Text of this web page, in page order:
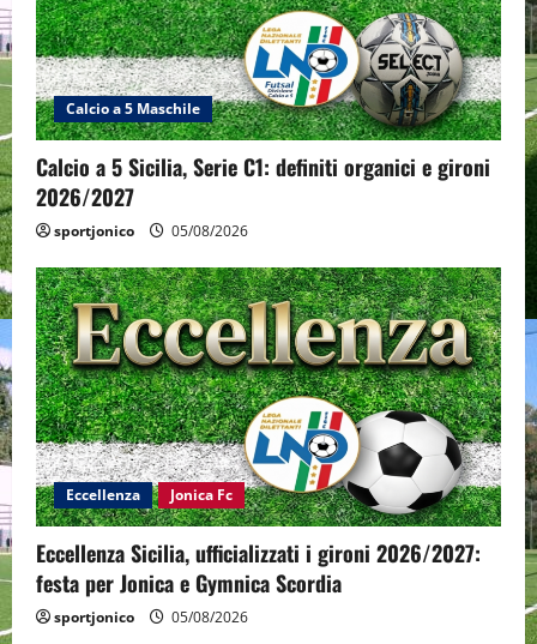
Calcio a 5 Maschile
Calcio a 5 Sicilia, Serie C1: definiti organici e gironi
2026/2027
sportjonico 05/08/2026
Eccellenza Jonica Fc
Eccellenza Sicilia, ufficializzati i gironi 2026/2027:
festa per Jonica e Gymnica Scordia
sportjonico 05/08/2026